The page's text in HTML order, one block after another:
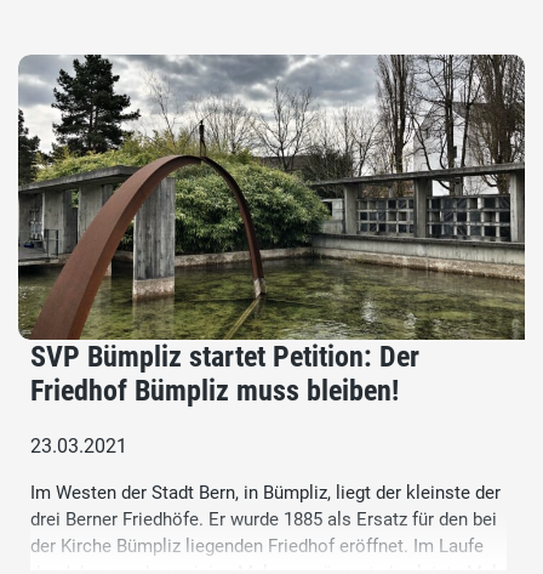
SVP Bümpliz startet Petition: Der
Friedhof Bümpliz muss bleiben!
23.03.2021
Im Westen der Stadt Bern, in Bümpliz, liegt der kleinste der
drei Berner Friedhöfe. Er wurde 1885 als Ersatz für den bei
der Kirche Bümpliz liegenden Friedhof eröffnet. Im Laufe